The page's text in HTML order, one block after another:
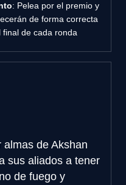
: Pelea por el premio y
de forma correcta
final de cada ronda
de Akshan
sus aliados a tener
de fuego y